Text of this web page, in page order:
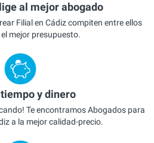
al mejor abogado
Filial en Cádiz compiten entre ellos
mejor presupuesto.
y dinero
Te encontramos Abogados para
a la mejor calidad-precio.